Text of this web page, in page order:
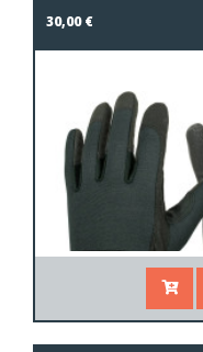
30,00 €